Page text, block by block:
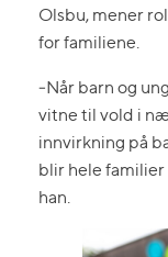
Olsbu, mener
for familiene.
‒Når barn og
vitne til vold i
innvirkning på
blir hele
han.